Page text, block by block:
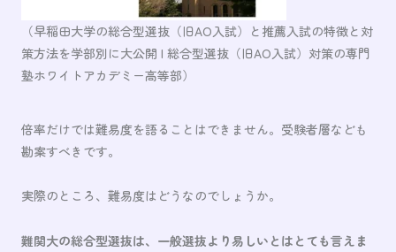
（早稲田大学の総合型選抜（旧AO入試）と推薦入試の特徴と対
策方法を学部別に大公開 | 総合型選抜（旧AO入試）対策の専門
塾ホワイトアカデミー高等部）
倍率だけでは難易度を語ることはできません。受験者層なども
勘案すべきです。
実際のところ、難易度はどうなのでしょうか。
難関大の総合型選抜は、一般選抜より易しいとはとても言えま